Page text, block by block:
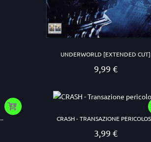
UNDERWORLD [EXTENDED CUT]
Prezzo
9,99 €
CRASH - TRANSAZIONE
Prezzo
3,99 €